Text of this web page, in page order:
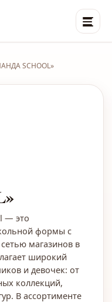
SCHOOL»
— это
формы с
магазинов в
широкий
и девочек: от
коллекций,
В ассортименте